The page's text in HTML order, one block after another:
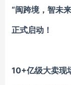
“闽跨境，智未
正式启动！
10+亿级大卖现